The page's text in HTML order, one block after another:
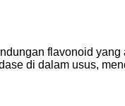
flavonoid yang
di dalam usus,